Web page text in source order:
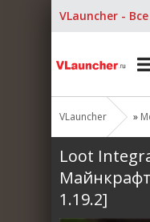
VLauncher -
VLauncher »
Loot
Майнкрафт
1.19.2]